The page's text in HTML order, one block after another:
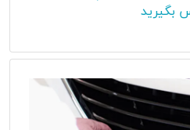
بگیرید